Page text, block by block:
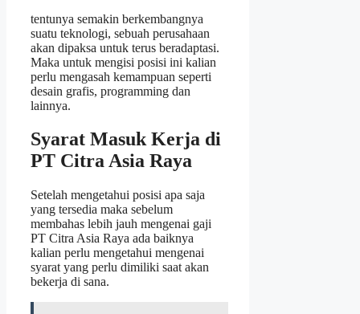
tentunya semakin berkembangnya
suatu teknologi, sebuah perusahaan
akan dipaksa untuk terus beradaptasi.
Maka untuk mengisi posisi ini kalian
perlu mengasah kemampuan seperti
desain grafis, programming dan
lainnya.
Syarat Masuk Kerja di
PT Citra Asia Raya
Setelah mengetahui posisi apa saja
yang tersedia maka sebelum
membahas lebih jauh mengenai gaji
PT Citra Asia Raya ada baiknya
kalian perlu mengetahui mengenai
syarat yang perlu dimiliki saat akan
bekerja di sana.